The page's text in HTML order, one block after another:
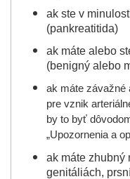
ak ste v
(pankreatitida)
ak máte alebo
(benigný alebo
ak máte závažné
pre vznik
by to byť
„Upozornenia a
ak máte zhubný
genitáliách,